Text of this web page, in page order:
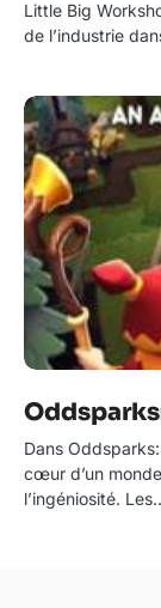
Little Big
de l’industrie
Dans
cœur d’un
l’ingéniosité.